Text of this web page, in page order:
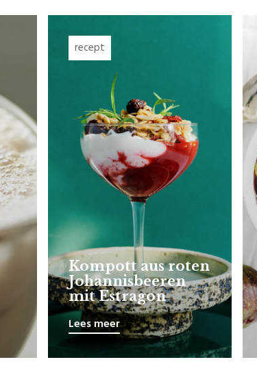
recept
Kompott aus roten
Johannisbeeren
mit Estragon
Lees meer